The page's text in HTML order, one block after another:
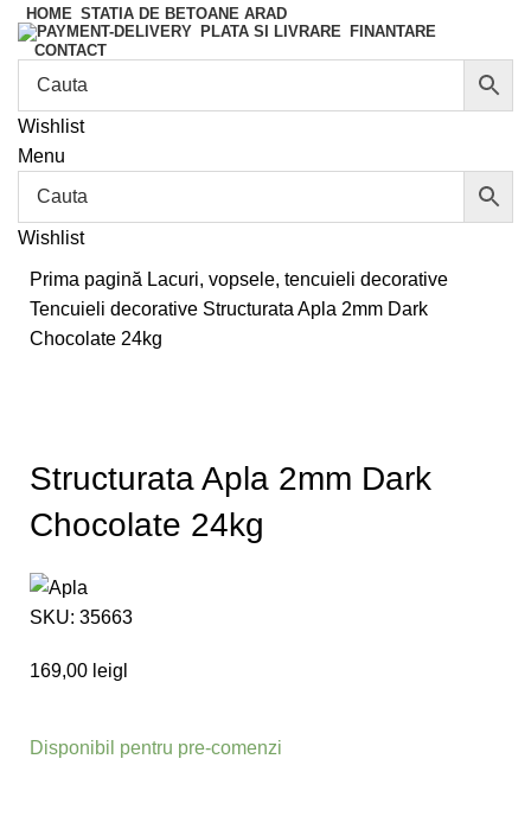
HOME STATIA DE BETOANE ARAD
PLATA SI LIVRARE FINANTARE
CONTACT
Wishlist
Menu
Wishlist
Prima pagină Lacuri, vopsele, tencuieli decorative
Tencuieli decorative Structurata Apla 2mm Dark
Chocolate 24kg
Structurata Apla 2mm Dark
Chocolate 24kg
SKU: 35663
169,00 leigl
Disponibil pentru pre-comenzi